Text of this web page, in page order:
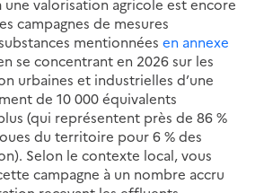
campagnes de mesures
mentionnées en annexe
se concentrant en 2026 sur les
urbaines et industrielles d’une
de 10 000 équivalents
(qui représentent près de 86 %
du territoire pour 6 % des
Selon le contexte local, vous
campagne à un nombre accru